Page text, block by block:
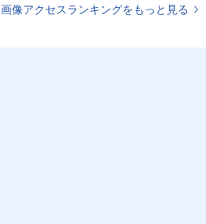
画像アクセスランキングをもっと見る